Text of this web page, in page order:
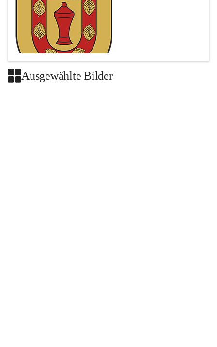
Ausgewählte Bilder